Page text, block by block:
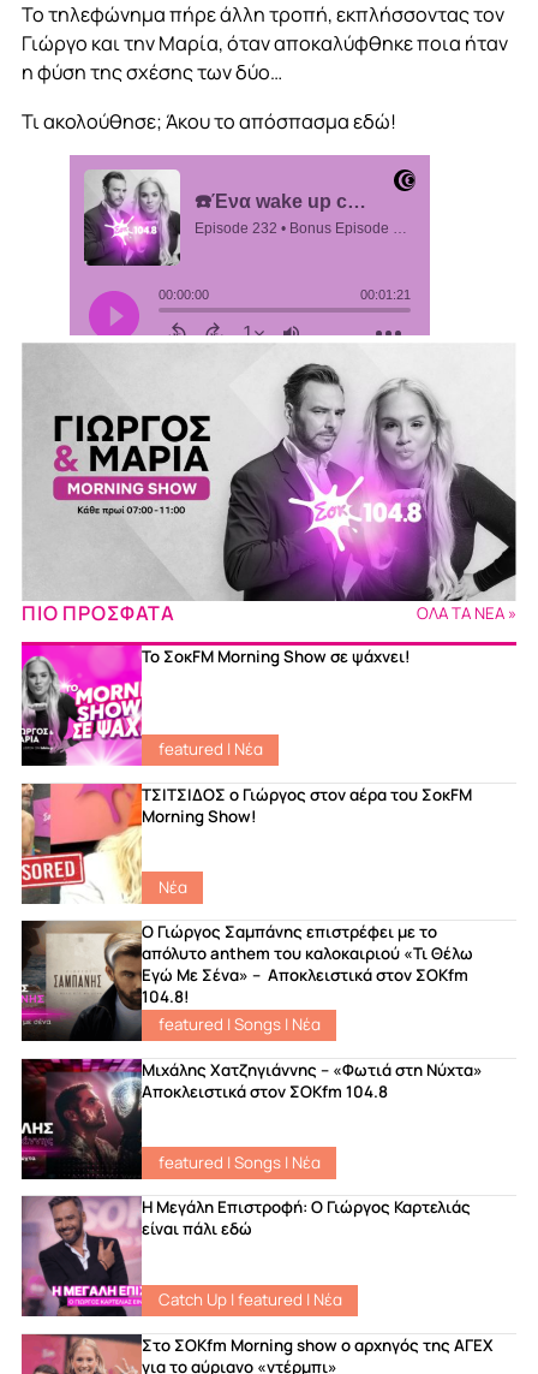
Το τηλεφώνημα πήρε άλλη τροπή, εκπλήσσοντας τον
Γιώργο και την Μαρία, όταν αποκαλύφθηκε ποια ήταν
η φύση της σχέσης των δύο…
Τι ακολούθησε; Άκου το απόσπασμα εδώ!
ΠΙΟ ΠΡΟΣΦΑΤΑ ΟΛΑ ΤΑ ΝΕΑ »
Το ΣοκFM Morning Show σε ψάχνει!
featured | Νέα
ΤΣΙΤΣΙΔΟΣ ο Γιώργος στον αέρα του ΣοκFM
Morning Show!
Νέα
Ο Γιώργος Σαμπάνης επιστρέφει με το
απόλυτο anthem του καλοκαιριού «Τι Θέλω
Εγώ Με Σένα» – Αποκλειστικά στον ΣΟΚfm
104.8!
featured |Songs| Νέα
Μιχάλης Χατζηγιάννης – «Φωτιά στη Νύχτα»
Αποκλειστικά στον ΣΟΚfm 104.8
featured |Songs| Νέα
Η Μεγάλη Επιστροφή: Ο Γιώργος Καρτελιάς
είναι πάλι εδώ
Catch Up|featured | Νέα
Στο ΣΟKfm Morning show ο αρχηγός της ΑΓΕΧ
για το αύριανο «ντέρμπι»